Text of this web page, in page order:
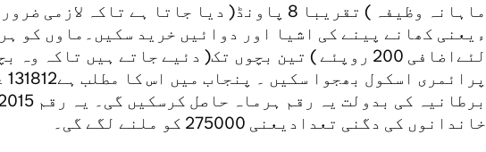
ماہانہ وظیفہ ) تقریبا 8 پاونڈ( دیا جاتا ہے تاکہ لازمی
ءیعنی کھانے پینے کی اشیا اور دوائیں خرید سکیں۔ماوں کو
لئےاضافی 200 روپئے ) تین بچوں تک( دئیے جاتے ہیں تاکہ وہ
خاندانوں کی دگنی تعدادیعنی 275000 کو ملنے لگے گی۔